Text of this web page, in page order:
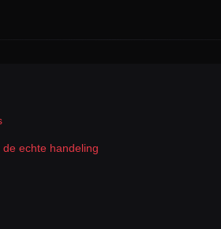
echte handeling